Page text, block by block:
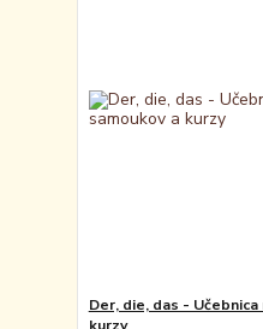
Der, die, das -